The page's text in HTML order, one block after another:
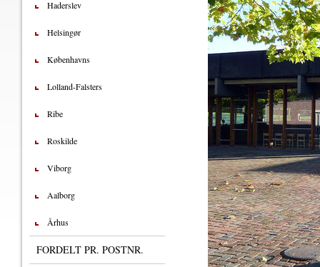
Haderslev
Helsingør
Københavns
Lolland-Falsters
Ribe
Roskilde
Viborg
Aalborg
Århus
FORDELT PR. POSTNR.